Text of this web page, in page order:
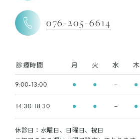
076-205-6614
診療時間 月 火 水 木
9:00-13:00 ● ● ー ●
14:30-18:30 ● ● ー ●
休診日：水曜日、日曜日、祝日